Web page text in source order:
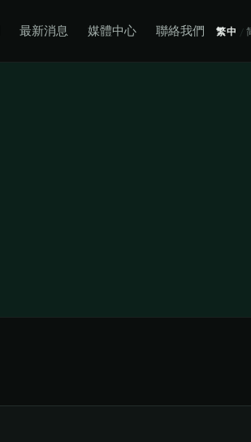
最新消息 媒體中心 聯絡我們 繁中 /